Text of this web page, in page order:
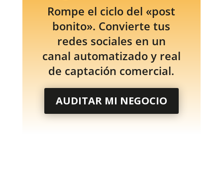
Rompe el ciclo del «post
bonito». Convierte tus
redes sociales en un
canal automatizado y real
de captación comercial.
AUDITAR MI NEGOCIO